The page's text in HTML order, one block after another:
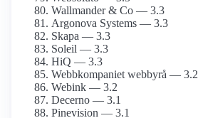
Wallmander & Co — 3.3
Argonova Systems — 3.3
Skapa — 3.3
Soleil — 3.3
HiQ — 3.3
Webbkompaniet webbyrå — 3.2
Webink — 3.2
Decerno — 3.1
Pinevision — 3.1